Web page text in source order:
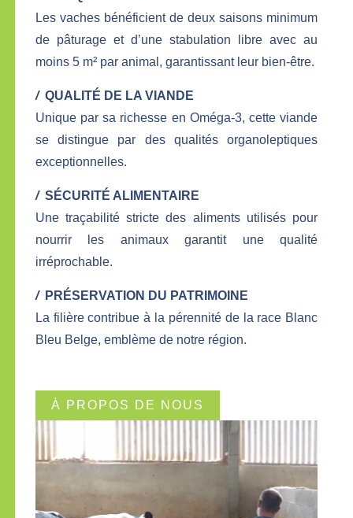
Les vaches bénéficient de deux saisons minimum
de pâturage et d’une stabulation libre avec au
moins 5 m² par animal, garantissant leur bien-être.
/ QUALITÉ DE LA VIANDE
Unique par sa richesse en Oméga-3, cette viande
se distingue par des qualités organoleptiques
exceptionnelles.
/ SÉCURITÉ ALIMENTAIRE
Une traçabilité stricte des aliments utilisés pour
nourrir les animaux garantit une qualité
irréprochable.
/ PRÉSERVATION DU PATRIMOINE
La filière contribue à la pérennité de la race Blanc
Bleu Belge, emblème de notre région.
À PROPOS DE NOUS